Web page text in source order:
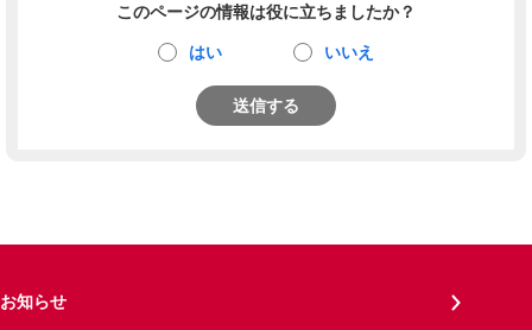
このページの情報は役に立ちましたか？
はい いいえ
送信する
お知らせ